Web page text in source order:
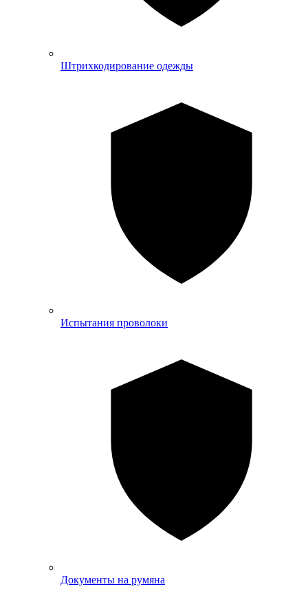
Штрихкодирование одежды
Испытания проволоки
Документы на румяна